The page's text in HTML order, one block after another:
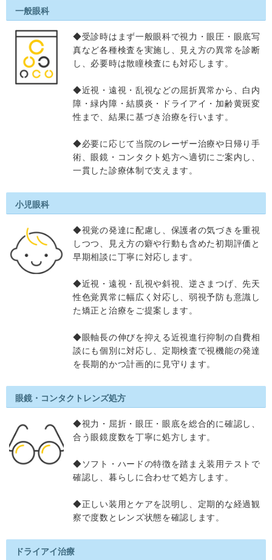
一般眼科
◆受診時はまず一般眼科で視力・眼圧・眼底写
真など各種検査を実施し、見え方の異常を診断
し、必要時は散瞳検査にも対応します。
◆近視・遠視・乱視などの屈折異常から、白内
障・緑内障・結膜炎・ドライアイ・加齢黄斑変
性まで、結果に基づき治療を行います。
◆必要に応じて当院のレーザー治療や日帰り手
術、眼鏡・コンタクト処方へ適切にご案内し、
一貫した診療体制で支えます。
小児眼科
◆視覚の発達に配慮し、保護者の気づきを重視
しつつ、見え方の癖や行動も含めた初期評価と
早期相談に丁寧に対応します。
◆近視・遠視・乱視や斜視、逆さまつげ、先天
性色覚異常に幅広く対応し、弱視予防も意識し
た矯正と治療をご提案します。
◆眼軸長の伸びを抑える近視進行抑制の自費相
談にも個別に対応し、定期検査で視機能の発達
を長期的かつ計画的に見守ります。
眼鏡・コンタクトレンズ処方
◆視力・屈折・眼圧・眼底を総合的に確認し、
合う眼鏡度数を丁寧に処方します。
◆ソフト・ハードの特徴を踏まえ装用テストで
確認し、暮らしに合わせて処方します。
◆正しい装用とケアを説明し、定期的な経過観
察で度数とレンズ状態を確認します。
ドライアイ治療